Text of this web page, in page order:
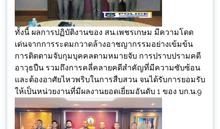
ทั้งนี้ ผลการปฏิบัติงานของ สน.เพชรเกษม มีความโดด
เด่นจากการระดมกวาดล้างอาชญากรรมอย่างเข้มข้น
การติดตามจับกุมบุคคลตามหมายจับ การปราบปรามคดี
อาวุธปืน รวมถึงการคลี่คลายคดีสำคัญที่มีความซับซ้อน
และต้องอาศัยไหวพริบในการสืบสวน จนได้รับการยอมรับ
ให้เป็นหน่วยงานที่มีผลงานยอดเยี่ยมอันดับ 1 ของ บก.น.9